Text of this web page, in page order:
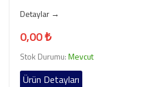
Detaylar →
0,00 ₺
Stok Durumu:Mevcut
Ürün Detayları